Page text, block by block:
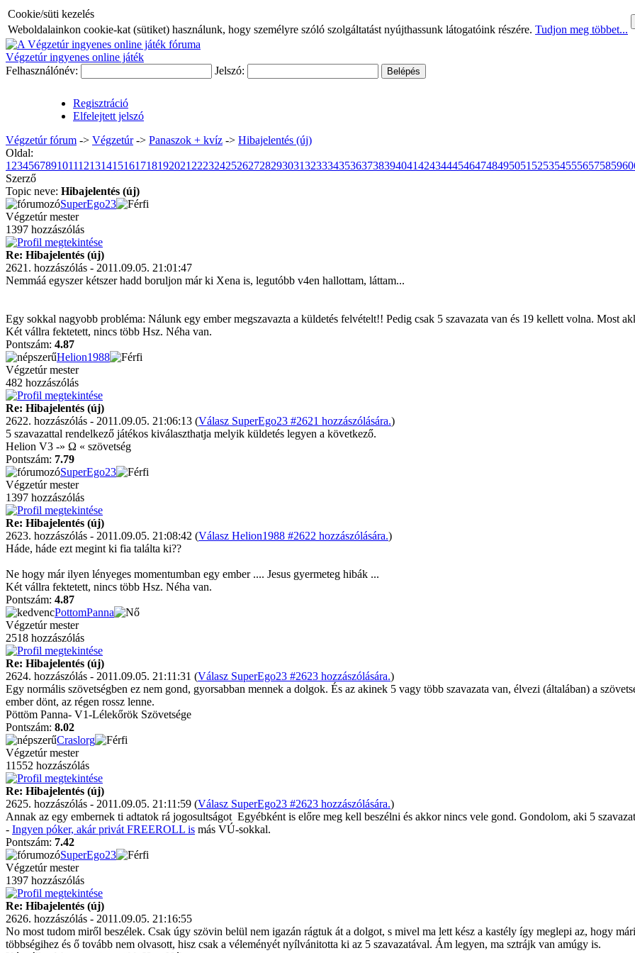
Cookie/süti kezelés
Weboldalainkon cookie-kat (sütiket) használunk, hogy személyre szóló szolgáltatást nyújthassunk látogatóink részére. Tudjon meg többet...
Végzetúr ingyenes online játék
Felhasználónév:
Jelszó:
Regisztráció
Elfelejtett jelszó
Végzetúr fórum -> Végzetúr-> Panaszok + kvíz -> Hibajelentés (új)
Oldal:
1 23456789101112131415161718192021 222324252627282930313233343536373839404142434445464748495051 525354555657585960
Szerző
Topic neve: Hibajelentés (új)
SuperEgo23
Végzetúr mester
1397 hozzászólás
Re: Hibajelentés (új)
2621. hozzászólás - 2011.09.05. 21:01:47
Nemmáá egyszer kétszer hadd boruljon már ki Xena is, legutóbb v4en hallottam, láttam...
Egy sokkal nagyobb probléma: Nálunk egy ember megszavazta a küldetés felvételt!! Pedig csak 5 szavazata van és 19 kellett volna. Most
Két vállra fektetett, nincs több Hsz. Néha van.
Pontszám: 4.87
Helion1988
Végzetúr mester
482 hozzászólás
Re: Hibajelentés (új)
2622. hozzászólás - 2011.09.05. 21:06:13 (Válasz SuperEgo23 #2621 hozzászólására.)
5 szavazattal rendelkező játékos kiválaszthatja melyik küldetés legyen a következő.
Helion V3 -» Ω « szövetség
Pontszám: 7.79
SuperEgo23
Végzetúr mester
1397 hozzászólás
Re: Hibajelentés (új)
2623. hozzászólás - 2011.09.05. 21:08:42 (Válasz Helion1988 #2622 hozzászólására.)
Háde, háde ezt megint ki fia találta ki??
Ne hogy már ilyen lényeges momentumban egy ember .... Jesus gyermeteg hibák ...
Két vállra fektetett, nincs több Hsz. Néha van.
Pontszám: 4.87
PottomPanna
Végzetúr mester
2518 hozzászólás
Re: Hibajelentés (új)
2624. hozzászólás - 2011.09.05. 21:11:31 (Válasz SuperEgo23 #2623 hozzászólására.)
Egy normális szövetségben ez nem gond, gyorsabban mennek a dolgok. És az akinek 5 vagy több szavazata van, élvezi (általában) a
ember dönt, az régen rossz lenne.
Pöttöm Panna- V1-Lélekőrök Szövetsége
Pontszám: 8.02
Craslorg
Végzetúr mester
11552 hozzászólás
Re: Hibajelentés (új)
2625. hozzászólás - 2011.09.05. 21:11:59 (Válasz SuperEgo23 #2623 hozzászólására.)
Annak az egy embernek ti adtatok rá jogosultságot Egyébként is előre meg kell beszélni és akkor nincs vele gond. Gondolom, aki 5
- Ingyen póker, akár privát FREEROLL is más VÚ-sokkal.
Pontszám: 7.42
SuperEgo23
Végzetúr mester
1397 hozzászólás
Re: Hibajelentés (új)
2626. hozzászólás - 2011.09.05. 21:16:55
No most tudom miről beszélek. Csak úgy szövin belül nem igazán rágtuk át a dolgot, s mivel ma lett kész a kastély így meglepi az, hogy
többségihez és ő tovább nem olvasott, hisz csak a véleményét nyílvánitotta ki az 5 szavazatával. Ám legyen, ma sztrájk van amúgy is.